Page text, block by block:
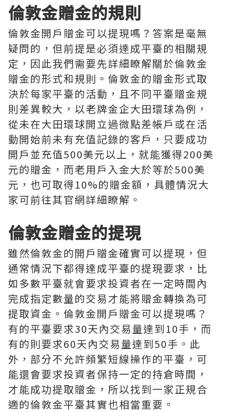
倫敦金贈金的規則
倫敦金開戶贈金可以提現嗎？答案是毫無
疑問的，但前提是必須達成平臺的相關規
定，因此我們需要先詳細瞭解關於倫敦金
贈金的形式和規則。倫敦金的贈金形式取
決於每家平臺的活動，且不同平臺贈金規
則差異較大，以老牌金企大田環球為例，
從未在大田環球開立過微點差帳戶或在活
動開始前未有充值記錄的客戶，只要成功
開戶並充值500美元以上，就能獲得200美
元的贈金，而老用戶入金大於等於500美
元，也可取得10%的贈金額，具體情況大
家可前往其官網詳細瞭解。
倫敦金贈金的提現
雖然倫敦金的開戶贈金確實可以提現，但
通常情況下都得達成平臺的提現要求，比
如多數平臺就會要求投資者在一定時間內
完成指定數量的交易才能將贈金轉換為可
提取資金。倫敦金開戶贈金可以提現嗎？
有的平臺要求30天內交易量達到10手，而
有的則要求60天內交易量達到50手。此
外，部分不允許頻繁短線操作的平臺，可
能還會要求投資者保持一定的持倉時間，
才能成功提取贈金，所以找到一家正規合
適的倫敦金平臺其實也相當重要。